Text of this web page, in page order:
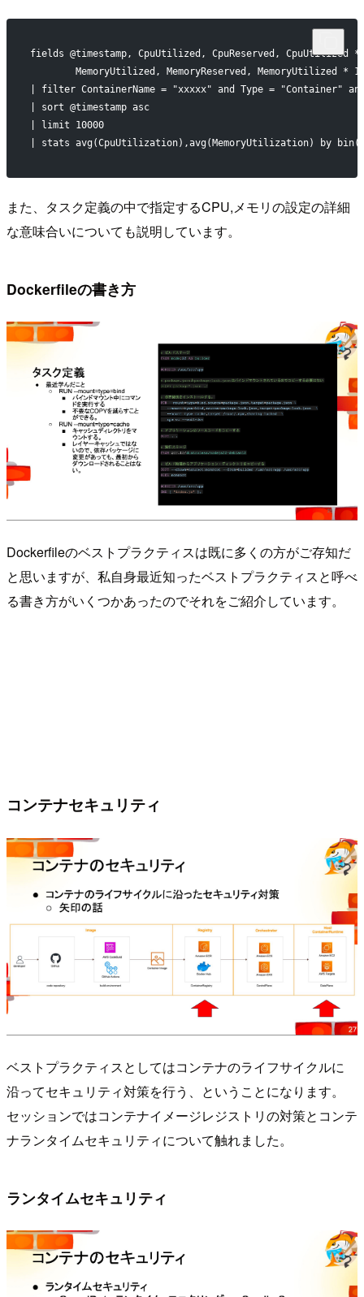
fields @timestamp, CpuUtilized, CpuReserved, CpuUtilized
MemoryUtilized, MemoryReserved, MemoryUtilized *
| filter ContainerName = "xxxxx" and Type = "Container"
| sort @timestamp asc
| limit 10000
| stats avg(CpuUtilization),avg(MemoryUtilization) by
また、タスク定義の中で指定するCPU,メモリの設定の詳細
な意味合いについても説明しています。
Dockerfileの書き方
Dockerfileのベストプラクティスは既に多くの方がご存知だ
と思いますが、私自身最近知ったベストプラクティスと呼べ
る書き方がいくつかあったのでそれをご紹介しています。
コンテナセキュリティ
ベストプラクティスとしてはコンテナのライフサイクルに
沿ってセキュリティ対策を行う、ということになります。
セッションではコンテナイメージレジストリの対策とコンテ
ナランタイムセキュリティについて触れました。
ランタイムセキュリティ